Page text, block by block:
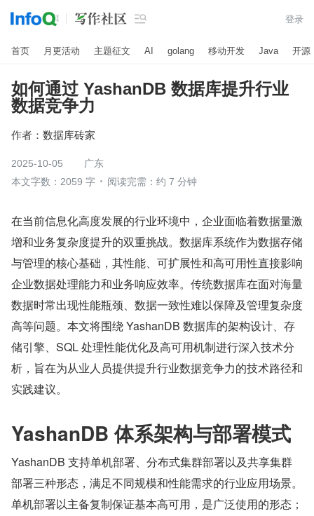
 登录
首页 月更活动 主题征文 AI golang 移动开发 Java 开源
如何通过 YashanDB 数据库提升行业
数据竞争力
作者： 数据库砖家
2025-10-05
广东
本文字数：2059 字
阅读完需：约 7 分钟
在当前信息化高度发展的行业环境中，企业面临着数据量激
增和业务复杂度提升的双重挑战。数据库系统作为数据存储
与管理的核心基础，其性能、可扩展性和高可用性直接影响
企业数据处理能力和业务响应效率。传统数据库在面对海量
数据时常出现性能瓶颈、数据一致性难以保障及管理复杂度
高等问题。本文将围绕 YashanDB 数据库的架构设计、存
储引擎、SQL 处理性能优化及高可用机制进行深入技术分
析，旨在为从业人员提供提升行业数据竞争力的技术路径和
实践建议。
YashanDB 体系架构与部署模式
YashanDB 支持单机部署、分布式集群部署以及共享集群
部署三种形态，满足不同规模和性能需求的行业应用场景。
单机部署以主备复制保证基本高可用，是广泛使用的形态；